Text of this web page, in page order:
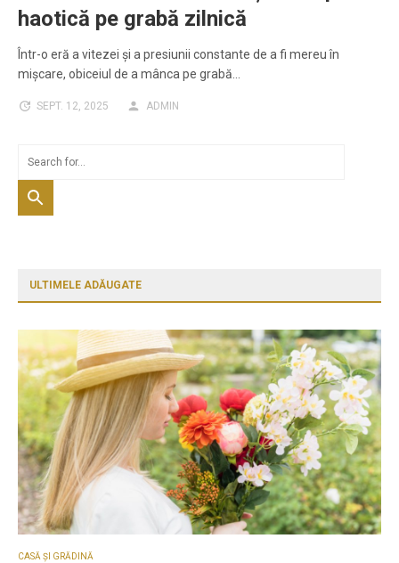
haotică pe grabă zilnică
Într-o eră a vitezei și a presiunii constante de a fi mereu în
mișcare, obiceiul de a mânca pe grabă…
SEPT. 12, 2025 ADMIN
ULTIMELE ADĂUGATE
CASĂ ȘI GRĂDINĂ